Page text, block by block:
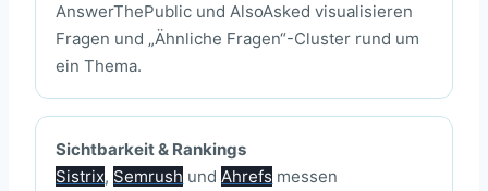
AnswerThePublic und AlsoAsked visualisieren
Fragen und „Ähnliche Fragen“-Cluster rund um
ein Thema.
Sichtbarkeit & Rankings
Sistrix, Semrush undAhrefs messen